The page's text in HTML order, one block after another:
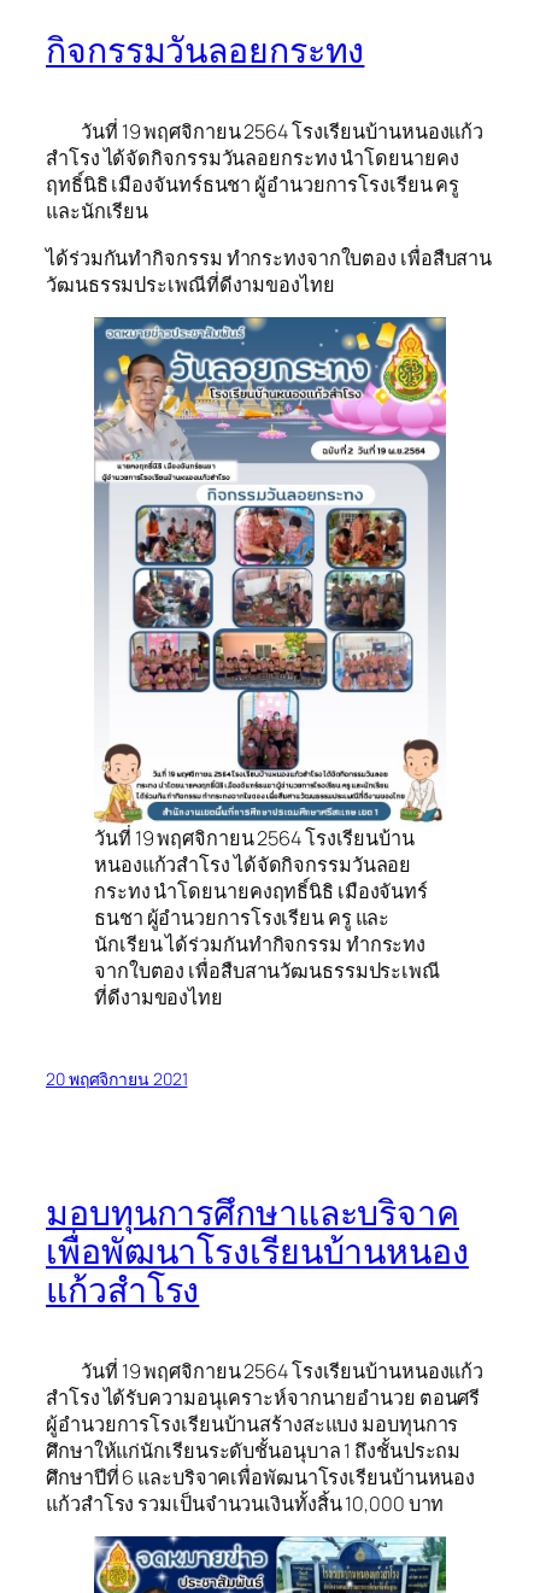
กิจกรรมวันลอยกระทง
วันที่ 19 พฤศจิกายน 2564 โรงเรียนบ้านหนองแก้ว
สำโรง ได้จัดกิจกรรมวันลอยกระทง นำโดยนายคง
ฤทธิ์นิธิ เมืองจันทร์ธนชา ผู้อำนวยการโรงเรียน ครู
และนักเรียน
ได้ร่วมกันทำกิจกรรม ทำกระทงจากใบตอง เพื่อสืบสาน
วัฒนธรรมประเพณีที่ดีงามของไทย
วันที่ 19 พฤศจิกายน 2564 โรงเรียนบ้าน
หนองแก้วสำโรง ได้จัดกิจกรรมวันลอย
กระทง นำโดยนายคงฤทธิ์นิธิ เมืองจันทร์
ธนชา ผู้อำนวยการโรงเรียน ครู และ
นักเรียน ได้ร่วมกันทำกิจกรรม ทำกระทง
จากใบตอง เพื่อสืบสานวัฒนธรรมประเพณี
ที่ดีงามของไทย
20 พฤศจิกายน 2021
มอบทุนการศึกษาและบริจาค
เพื่อพัฒนาโรงเรียนบ้านหนอง
แก้วสำโรง
วันที่ 19 พฤศจิกายน 2564 โรงเรียนบ้านหนองแก้ว
สำโรง ได้รับความอนุเคราะห์จากนายอำนวย ตอนศรี
ผู้อำนวยการโรงเรียนบ้านสร้างสะแบง มอบทุนการ
ศึกษาให้แก่นักเรียนระดับชั้นอนุบาล 1 ถึงชั้นประถม
ศึกษาปีที่ 6 และบริจาคเพื่อพัฒนาโรงเรียนบ้านหนอง
แก้วสำโรง รวมเป็นจำนวนเงินทั้งสิ้น 10,000 บาท